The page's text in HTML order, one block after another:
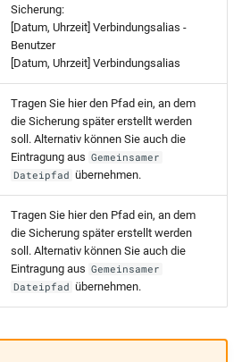
Sicherung:
[Datum, Uhrzeit] Verbindungsalias -
Benutzer
[Datum, Uhrzeit] Verbindungsalias
Tragen Sie hier den Pfad ein, an dem
die Sicherung später erstellt werden
soll. Alternativ können Sie auch die
Eintragung aus Gemeinsamer
Dateipfad übernehmen.
Tragen Sie hier den Pfad ein, an dem
die Sicherung später erstellt werden
soll. Alternativ können Sie auch die
Eintragung aus Gemeinsamer
Dateipfad übernehmen.